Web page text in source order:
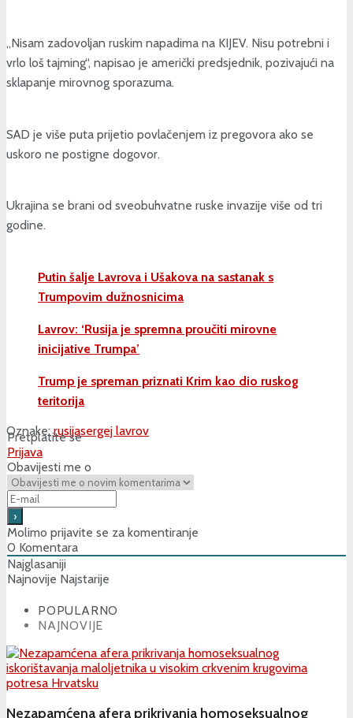
„Nisam zadovoljan ruskim napadima na KIJEV. Nisu potrebni i
vrlo loš tajming“, napisao je američki predsjednik, pozivajući na
sklapanje mirovnog sporazuma.
SAD je više puta prijetio povlačenjem iz pregovora ako se
uskoro ne postigne dogovor.
Ukrajina se brani od sveobuhvatne ruske invazije više od tri
godine.
Putin šalje Lavrova i Ušakova na sastanak s
Trumpovim dužnosnicima
Lavrov: ‘Rusija je spremna proučiti mirovne
inicijative Trumpa’
Trump je spreman priznati Krim kao dio ruskog
teritorija
Oznake: rusijasergej lavrov
Pretplatite se
Prijava
Obavijesti me o
Molimo prijavite se za komentiranje
0 Komentara
Najglasaniji
Najnovije Najstarije
POPULARNO
NAJNOVIJE
Nezapamćena afera prikrivanja homoseksualnog